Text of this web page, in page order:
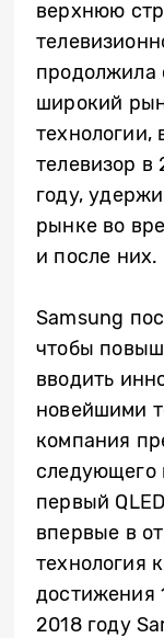
верхнюю
продолжила
широкий
технологии,
телевизор в
году,
рынке во
и после них.
Samsung
чтобы
вводить
новейшими
компания
следующего
первый
впервые в
технология
достижения
2018 году